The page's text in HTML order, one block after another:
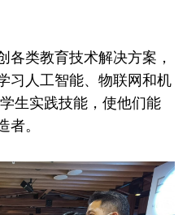
各类教育技术解决方案，
习人工智能、物联网和机
生实践技能，使他们能
者。